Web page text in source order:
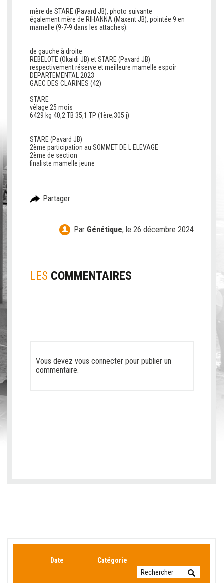
mère de STARE (Pavard JB), photo suivante
également mère de RIHANNA (Maxent JB), pointée 9 en
mamelle (9-7-9 dans les attaches).
de gauche à droite
REBELOTE (Okaidi JB) et STARE (Pavard JB)
respectivement réserve et meilleure mamelle espoir
DEPARTEMENTAL 2023
GAEC DES CLARINES (42)
STARE
vêlage 25 mois
6429 kg 40,2 TB 35,1 TP (1ère;305 j)
STARE (Pavard JB)
2ème participation au SOMMET DE L ELEVAGE
2ème de section
finaliste mamelle jeune
Partager
Par Génétique, le 26 décembre 2024
LES COMMENTAIRES
Vous devez vous connecter pour publier un
commentaire.
Date Catégorie